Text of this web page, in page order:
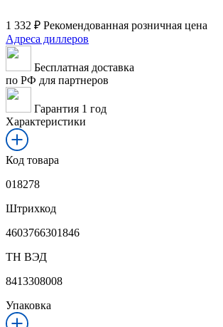
1 332 ₽ Рекомендованная розничная цена
Адреса диллеров
Бесплатная доставка
по РФ для партнеров
Гарантия 1 год
Характеристики
Код товара
018278
Штрихкод
4603766301846
ТН ВЭД
8413308008
Упаковка